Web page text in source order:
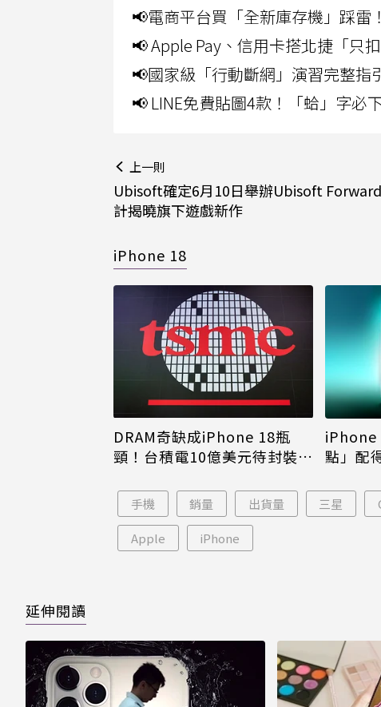
📢電商平台買「全新庫存機」踩雷
📢 Apple Pay、信用卡搭北捷「只
📢國家級「行動斷網」演習完整指
📢 LINE免費貼圖4款！「蛤」字必
上一則
Ubisoft確定6月10日舉辦Ubisoft
計揭曉旗下遊戲新作
iPhone 18
DRAM奇缺成iPhone 18瓶
頸！台積電10億美元待封裝晶
iPhone
點」配
手機 銷量 出貨量 三星
Apple iPhone
延伸閱讀